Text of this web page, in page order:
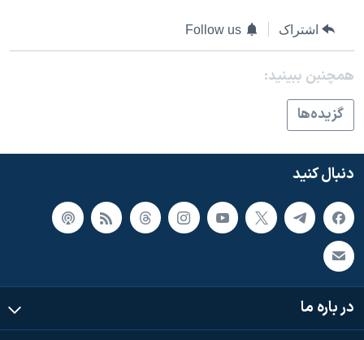
همایش محافظه‌کاران آمریکا «سی‌پک»
اشتراک Follow us
همچنبن ببینید:
گزيده‌ها
دنبال کنید
در باره ما